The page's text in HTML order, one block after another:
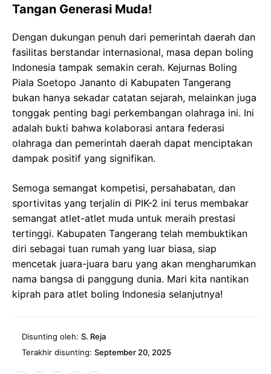
Tangan Generasi Muda!
Dengan dukungan penuh dari pemerintah daerah dan
fasilitas berstandar internasional, masa depan boling
Indonesia tampak semakin cerah. Kejurnas Boling
Piala Soetopo Jananto di Kabupaten Tangerang
bukan hanya sekadar catatan sejarah, melainkan juga
tonggak penting bagi perkembangan olahraga ini. Ini
adalah bukti bahwa kolaborasi antara federasi
olahraga dan pemerintah daerah dapat menciptakan
dampak positif yang signifikan.
Semoga semangat kompetisi, persahabatan, dan
sportivitas yang terjalin di PIK-2 ini terus membakar
semangat atlet-atlet muda untuk meraih prestasi
tertinggi. Kabupaten Tangerang telah membuktikan
diri sebagai tuan rumah yang luar biasa, siap
mencetak juara-juara baru yang akan mengharumkan
nama bangsa di panggung dunia. Mari kita nantikan
kiprah para atlet boling Indonesia selanjutnya!
Disunting oleh: S. Reja
Terakhir disunting: September 20, 2025